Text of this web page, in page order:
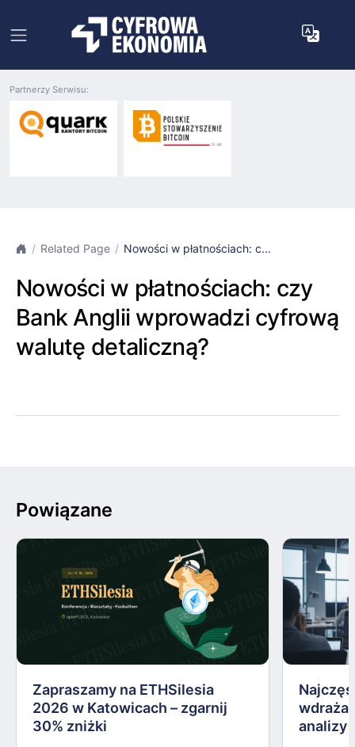
Partnerzy Serwisu:
Related Page Nowości w płatnościach: c...
Nowości w płatnościach: czy
Bank Anglii wprowadzi cyfrową
walutę detaliczną?
Powiązane
Zapraszamy na ETHSilesia
2026 w Katowicach – zgarnij
30% zniżki
analizy